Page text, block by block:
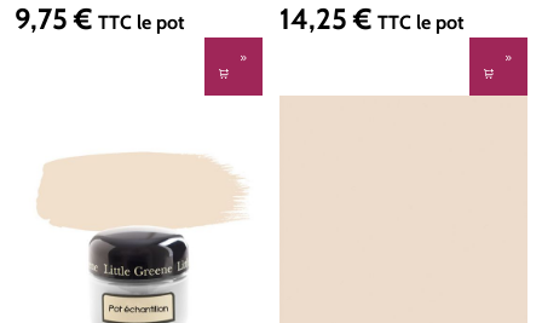
Prix régulier :
9,75 € TTC le pot Prix régulier :
14,25 € TTC le pot